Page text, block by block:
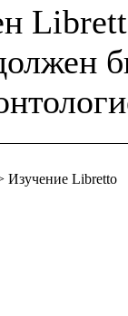
Изучение Libretto